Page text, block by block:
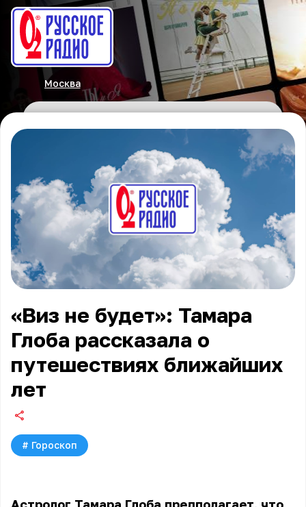
Москва
«Виз не будет»: Тамара
Глоба рассказала о
путешествиях ближайших
лет
# Гороскоп